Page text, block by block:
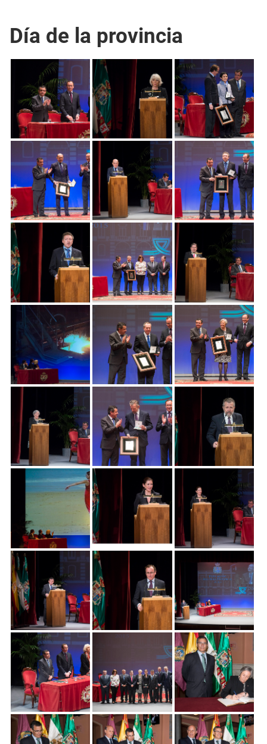
Día de la provincia